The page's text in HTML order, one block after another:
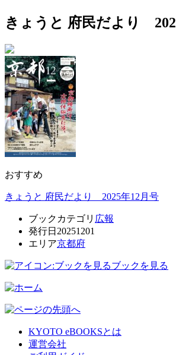
きょうと 府民だより
おすすめ
きょうと 府民だより 2025年12月号
ブックカテゴリ 広報
発行日 20251201
エリア京都府
ブックを見る
KYOTO eBOOKSとは
運営会社